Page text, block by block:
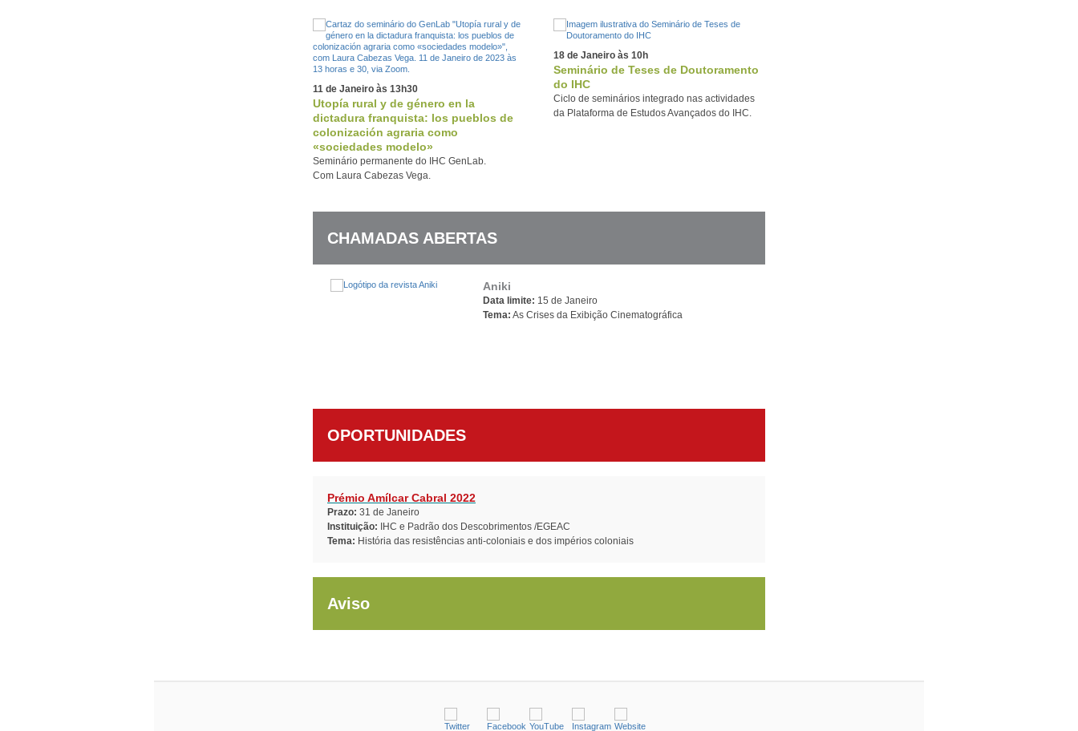
11 de Janeiro às 13h30
Utopía rural y de género en la
dictadura franquista: los pueblos de
colonización agraria como
«sociedades modelo»
Seminário permanente do IHC GenLab.
Com Laura Cabezas Vega.
18 de Janeiro às 10h
Seminário de Teses de Doutoramento
do IHC
Ciclo de seminários integrado nas actividades
da Plataforma de Estudos Avançados do IHC.
CHAMADAS ABERTAS
Aniki
Data limite: 15 de Janeiro
Tema: As Crises da Exibição Cinematográfica
OPORTUNIDADES
Prémio Amílcar Cabral 2022
Prazo: 31 de Janeiro
Instituição: IHC e Padrão dos Descobrimentos /EGEAC
Tema: História das resistências anti-coloniais e dos impérios coloniais
Aviso